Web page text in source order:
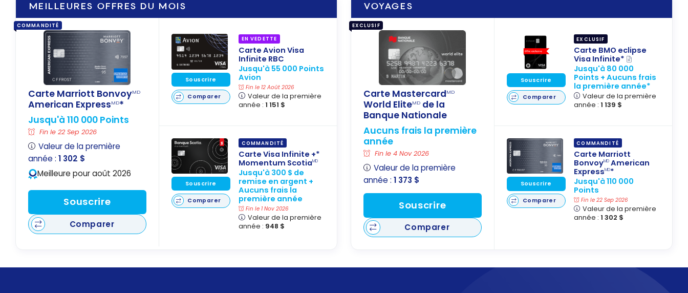
MEILLEURES OFFRES DU MOIS
COMMANDITÉ
Carte Marriott BonvoyMD
American ExpressMD*
Jusqu'à 110 000 Points
Fin le 22 Sep 2026
Valeur de la première
année : 1 302 $
Meilleure pour août 2026
Souscrire
Comparer
EN VEDETTE
Carte Avion Visa
Infinite RBC
Jusqu'à 55 000 Points
Avion
Fin le 12 Août 2026
Valeur de la première
année : 1 151 $
Souscrire
Comparer
COMMANDITÉ
Carte Visa Infinite +*
Momentum ScotiaMD
Jusqu'à 300 $ de
remise en argent +
Aucuns frais la
première année
Fin le 1 Nov 2026
Valeur de la première
année : 948 $
Souscrire
Comparer
VOYAGES
EXCLUSIF
Carte MastercardMD
World EliteMDde la
Banque Nationale
Aucuns frais la première
année
Fin le 4 Nov 2026
Valeur de la première
année : 1 373 $
Souscrire
Comparer
EXCLUSIF
Carte BMO eclipse
Visa Infinite*
Jusqu'à 80 000
Points + Aucuns frais
la première année*
Valeur de la première
année : 1 139 $
Souscrire
Comparer
COMMANDITÉ
Carte Marriott
BonvoyMDAmerican
ExpressMD*
Jusqu'à 110 000
Points
Fin le 22 Sep 2026
Valeur de la première
année : 1 302 $
Souscrire
Comparer